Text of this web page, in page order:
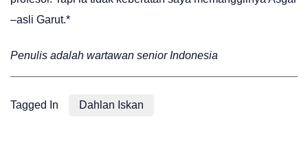
–asli Garut.*
Penulis adalah wartawan senior Indonesia
Tagged In Dahlan Iskan